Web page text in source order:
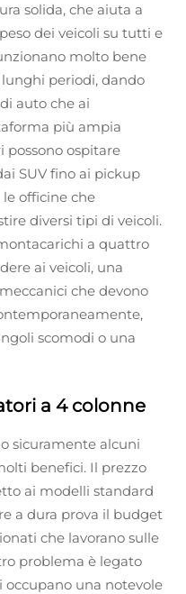
solida, che aiuta a
dei veicoli su tutti e
molto bene
periodi, dando
auto che ai
più ampia
possono ospitare
SUV fino ai pickup
officine che
diversi tipi di veicoli.
a quattro
ai veicoli, una
che devono
scomodi o una
a 4 colonne
sicuramente alcuni
benefici. Il prezzo
ai modelli standard
a dura prova il budget
che lavorano sulle
problema è legato
occupano una notevole